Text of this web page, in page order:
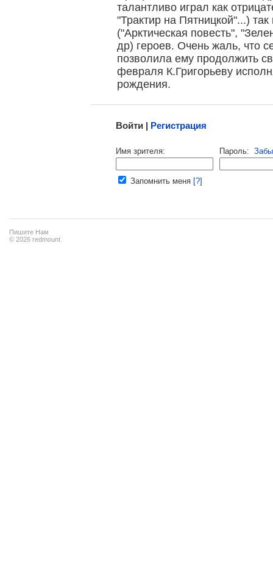
талантливо играл как
"Трактир на Пятницкой"...)
("Арктическая повесть",
др) героев. Очень жаль, что
позволила ему продолжить
февраля К.Григорьеву
рождения.
Малосодержательные и грубые отзывы нещадно
Войти | Регистрация
Имя зрителя: Пароль:
Запомнить меня [?]
Пишите Нам
© 2026 redmount